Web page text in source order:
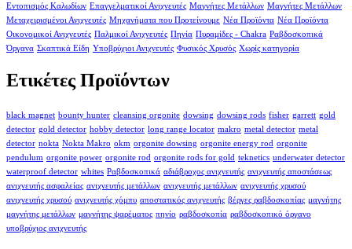
Εντοπισμός Καλωδίων Επαγγελματικοί Ανιχνευτές Μαγνήτες Μετάλλων Μαγνήτες Μετάλλων
Μεταχειρισμένοι Ανιχνευτές Μηχανήματα που Προτείνουμε Νέα Προϊόντα Νέα Προϊόντα
Οικονομικοί Ανιχνευτές Παλμικοί Ανιχνευτές Πηνία Πυραμίδες - Chakra Ραβδοσκοπικά
Όργανα Σκαπτικά Είδη Υποβρύχιοι Ανιχνευτές Φυσικός Χρυσός Χωρίς κατηγορία
Ετικέτες Προϊόντων
black magnet bounty hunter cleansing orgonite dowsing dowsing rods fisher garrett gold
detector gold detector hobby detector long range locator makro metal detector metal
detector nokta Nokta Makro okm orgonite dowsing orgonite energy rod orgonite
pendulum orgonite power orgonite rod orgonite rods for gold teknetics underwater detector
waterproof detector whites Ραβδοσκοπικά αδιάβροχος ανιχνευτής ανιχνευτής αποστάσεως
ανιχνευτής ασφαλείας ανιχνευτής μετάλλων ανιχνευτής μετάλλων ανιχνευτής χρυσού
ανιχνευτής χρυσού ανιχνευτής χόμπυ αποστατικός ανιχνευτής βέργες ραβδοσκοπίας μαγνήτης
μαγνήτης μετάλλων μαγνήτης ψαρέματος πηνίο ραβδοσκοπία ραβδοσκοπικό όργανο
υποβρύχιος ανιχνευτής